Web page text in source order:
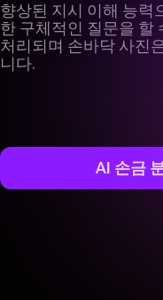
향상된 지시 이해 능력
한 구체적인 질문을 할
처리되며 손바닥 사진
니다.
AI 손금